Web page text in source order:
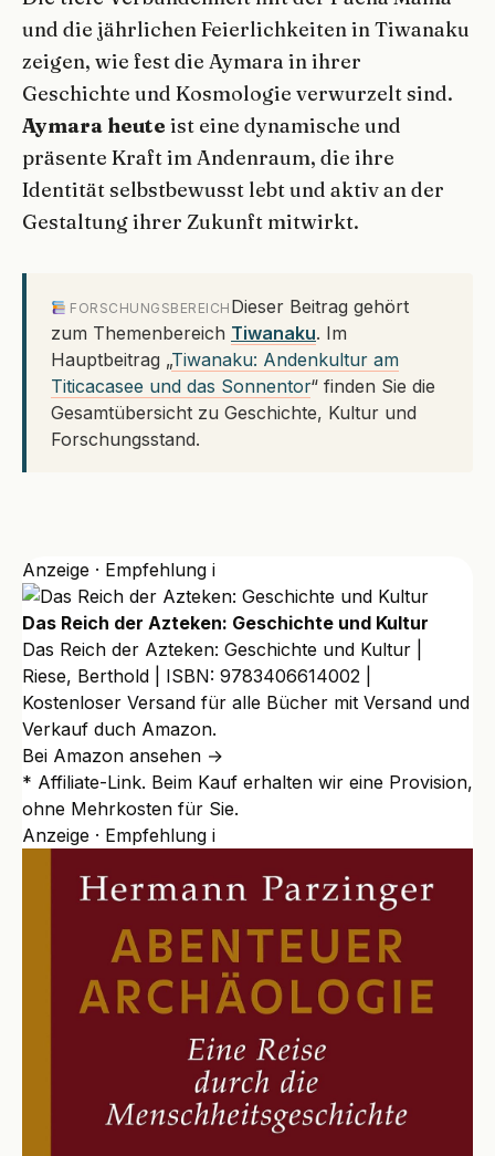
und die jährlichen Feierlichkeiten in Tiwanaku
zeigen, wie fest die Aymara in ihrer
Geschichte und Kosmologie verwurzelt sind.
Aymara heute ist eine dynamische und
präsente Kraft im Andenraum, die ihre
Identität selbstbewusst lebt und aktiv an der
Gestaltung ihrer Zukunft mitwirkt.
FORSCHUNGSBEREICH Dieser Beitrag gehört
zum Themenbereich Tiwanaku. Im
Hauptbeitrag „Tiwanaku: Andenkultur am
Titicacasee und das Sonnentor“ finden Sie die
Gesamtübersicht zu Geschichte, Kultur und
Forschungsstand.
Anzeige · Empfehlung i
Das Reich der Azteken: Geschichte und Kultur
Das Reich der Azteken: Geschichte und Kultur |
Riese, Berthold | ISBN: 9783406614002 |
Kostenloser Versand für alle Bücher mit Versand und
Verkauf duch Amazon.
Bei Amazon ansehen →
* Affiliate-Link. Beim Kauf erhalten wir eine Provision,
ohne Mehrkosten für Sie.
Anzeige · Empfehlung i